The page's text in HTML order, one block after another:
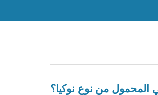
المحمول من نوع نوكيا؟